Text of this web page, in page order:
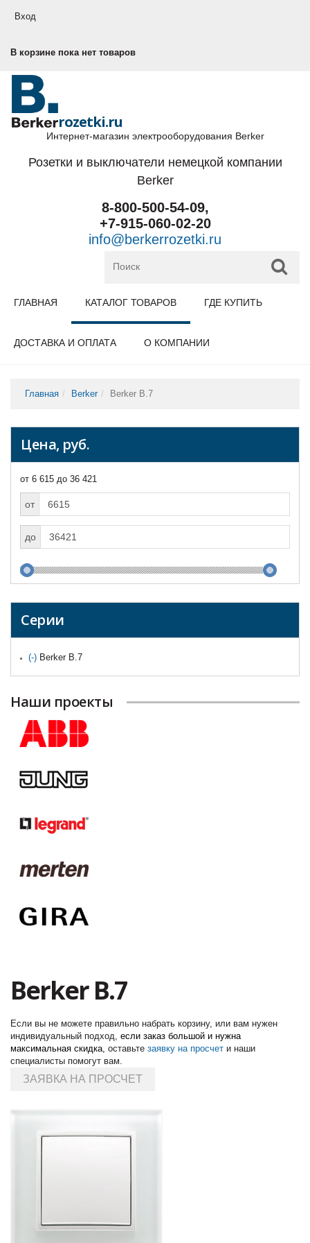
Вход
В корзине пока нет товаров
rozetki.ru
Интернет-магазин электрооборудования Berker
Розетки и выключатели немецкой компании
Berker
8-800-500-54-09,
+7-915-060-02-20
info@berkerrozetki.ru
ГЛАВНАЯ КАТАЛОГ ТОВАРОВ ГДЕ КУПИТЬ
ДОСТАВКА И ОПЛАТА О КОМПАНИИ
Главная Berker Berker B.7
Цена, руб.
от 6 615 до 36 421
от
до
Серии
(-) Remove Berker B.7 filter
Berker B.7
Наши проекты
Berker B.7
Если вы не можете правильно набрать корзину, или вам нужен
индивидуальный подход, если заказ большой и нужна
максимальная скидка, оставьте заявку на просчет и наши
специалисты помогут вам.
ЗАЯВКА НА ПРОСЧЕТ